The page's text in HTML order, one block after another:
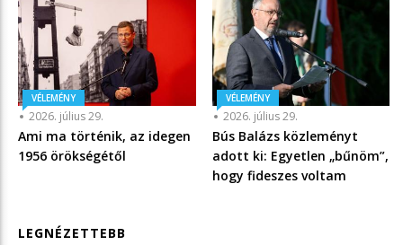
VÉLEMÉNY
2026. július 29.
Ami ma történik, az idegen
1956 örökségétől
VÉLEMÉNY
2026. július 29.
Bús Balázs közleményt
adott ki: Egyetlen „bűnöm”,
hogy fideszes voltam
LEGNÉZETTEBB